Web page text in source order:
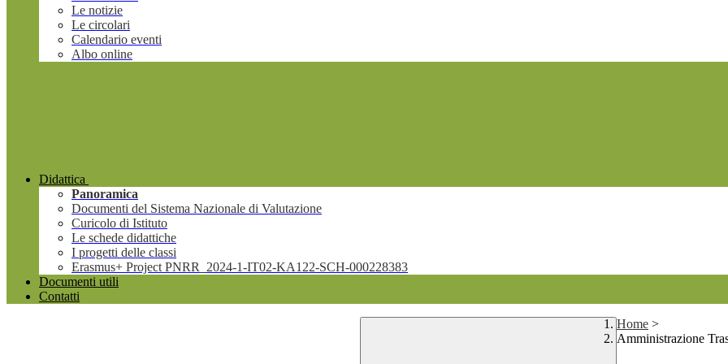
Le notizie
Le circolari
Calendario eventi
Albo online
Didattica
Panoramica
Documenti del Sistema Nazionale di Valutazione
Curicolo di Istituto
Le schede didattiche
I progetti delle classi
Erasmus+ Project PNRR_2024-1-IT02-KA122-SCH-000228383
Documenti utili
Contatti
Home >
Amministrazione